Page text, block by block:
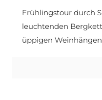
Frühlingstour durch
leuchtenden
üppigen